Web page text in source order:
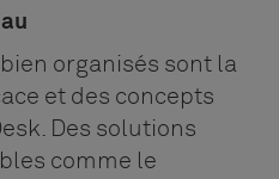
organisés sont la
et des concepts
Des solutions
comme le